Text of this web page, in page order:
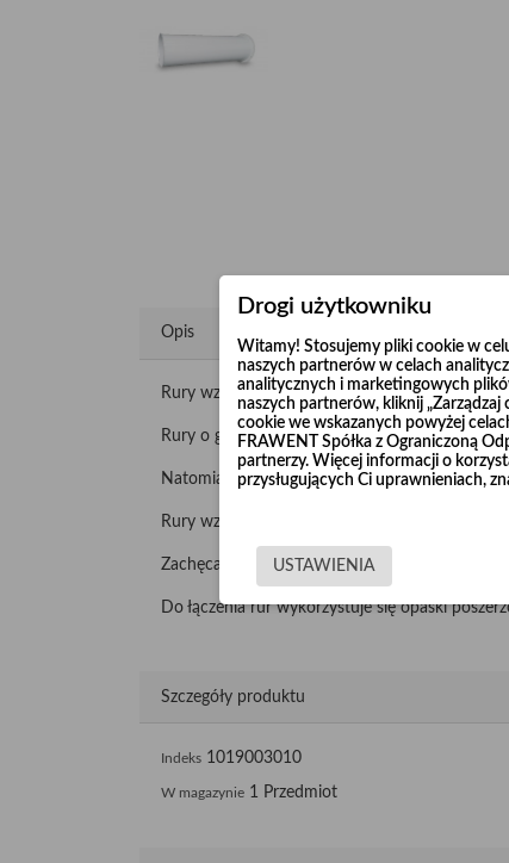
Opis
Rury wzmacniane "Long Life" produkowane
Rury o grubości blachy 2 mm produkujemy w
Natomiast rury o grubości blachy 3 mm
Rury wzmacniane malujemy lub cynkujemy
Zachęcamy do składania zapytania o
Do łączenia rur wykorzystuje się opaski
Szczegóły produktu
Indeks 1019003010
W magazynie 1 Przedmiot
Drogi użytkowniku
Witamy! Stosujemy pliki cookie w
naszych partnerów w celach
analitycznych i marketingowych
naszych partnerów, kliknij
cookie we wskazanych powyżej
FRAWENT Spółka z Ograniczoną
partnerzy. Więcej informacji o
przysługujących Ci uprawnieniach,
USTAWIENIA